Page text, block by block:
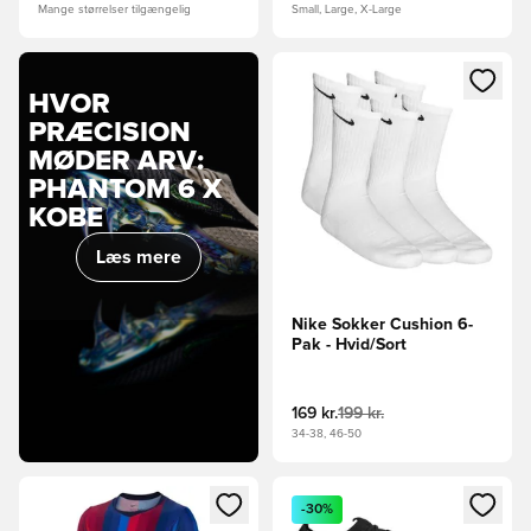
Mange størrelser tilgængelig Small, Large, X-Large
HVOR
PRÆCISION
MØDER ARV:
PHANTOM 6 X
KOBE
Læs mere
Åbner en Modal til at logge
Nike Sokker Cushion 6-
Pak - Hvid/Sort
169 kr.199 kr.
34-38, 46-50
Åbner en Modal til at logge ind eller tilmelde dig som
Åbner en Modal til at logge
-30%